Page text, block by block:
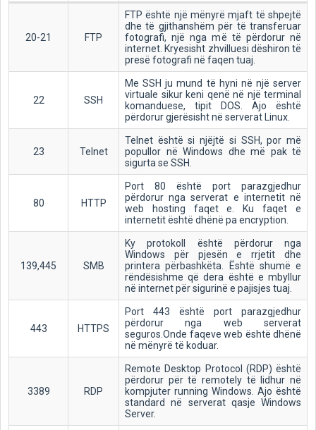
20-21 FTP
FTP është një mënyrë mjaft të shpejtë
dhe të gjithanshëm për të transferuar
fotografi, një nga më të përdorur në
internet. Kryesisht zhvilluesi dëshiron të
presë fotografi në faqen tuaj.
22 SSH
Me SSH ju mund të hyni në një server
virtuale sikur keni qenë në një terminal
komanduese, tipit DOS. Ajo është
përdorur gjerësisht në serverat Linux.
23 Telnet
Telnet është si njëjtë si SSH, por më
popullor në Windows dhe më pak të
sigurta se SSH.
80 HTTP
Port 80 është port parazgjedhur
përdorur nga serverat e internetit në
web hosting faqet e. Ku faqet e
internetit është dhënë pa encryption.
139,445 SMB
Ky protokoll është përdorur nga
Windows për pjesën e rrjetit dhe
printera përbashkëta. Është shumë e
rëndësishme që dera është e mbyllur
në internet për sigurinë e pajisjes tuaj.
443 HTTPS
Port 443 është port parazgjedhur
përdorur nga web serverat
seguros.Onde faqeve web është dhënë
në mënyrë të koduar.
3389 RDP
Remote Desktop Protocol (RDP) është
përdorur për të remotely të lidhur në
kompjuter running Windows. Ajo është
standard në serverat qasje Windows
Server.